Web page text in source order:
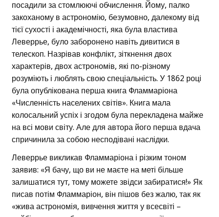
посадили за стомлюючі обчислення. Йому, палко
закоханому в астрономію, безумовно, далекому від
тієї сухості і академічності, яка була властива
Леверрье, було заборонено навіть дивитися в
телескоп. Назрівав конфлікт, зіткнення двох
характерів, двох астрономів, які по-різному
розуміють і люблять свою спеціальність. У 1862 році
була опублікована перша книга Фламмаріона
«Численність населених світів». Книга мала
колосальний успіх і згодом була перекладена майже
на всі мови світу. Але для автора його перша вдача
спричинила за собою несподівані наслідки.
Леверрье викликав Фламмаріона і різким тоном
заявив: «Я бачу, що ви не маєте на меті більше
залишатися тут, тому можете звідси забиратися!» Як
писав потім Фламмаріон, він пішов без жалю, так як
«жива астрономія, вивчення життя у всесвіті –